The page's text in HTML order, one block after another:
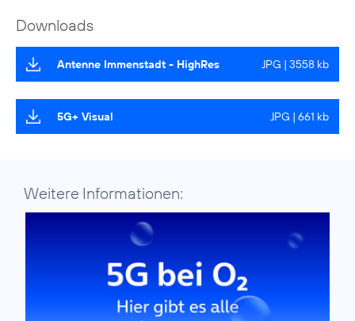
Downloads
Antenne Immenstadt - HighRes JPG | 3558 kb
5G+ Visual JPG | 661 kb
Weitere Informationen: